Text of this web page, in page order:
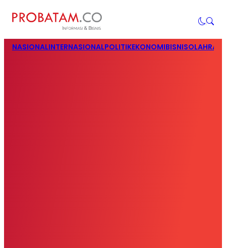
NASIONALINTERNASIONALPOLITIKEKONOMIBISNIS